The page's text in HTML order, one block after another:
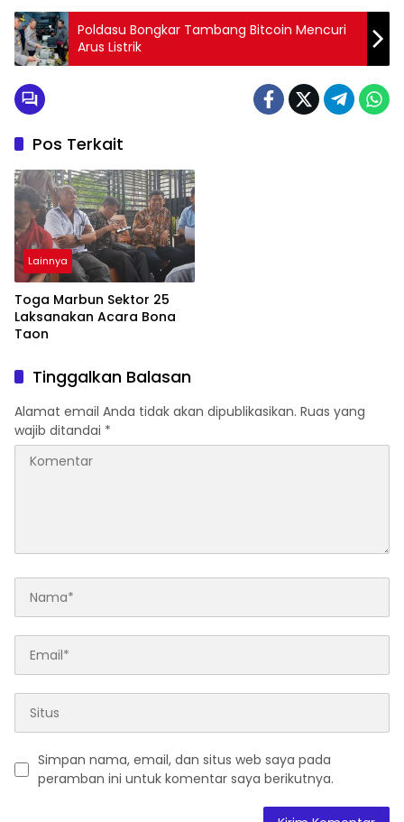
Poldasu Bongkar Tambang Bitcoin Mencuri
Arus Listrik
Pos Terkait
Lainnya
Toga Marbun Sektor 25
Laksanakan Acara Bona
Taon
Tinggalkan Balasan
Alamat email Anda tidak akan dipublikasikan. Ruas yang
wajib ditandai *
Simpan nama, email, dan situs web saya pada
peramban ini untuk komentar saya berikutnya.